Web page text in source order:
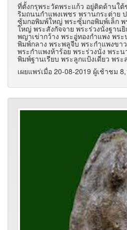
ที่ตั้งกรุพระวัดพระแก้ว อยู่ติดด้านใต้
ริมถนนกำแพงเพชร พรานกระต่าย
ซุ้มกอพิมพ์ใหญ่ พระซุ้่มกอพิมพ์เล็ก
ใหญ่ พระสังกัจจาย พระร่วงนั่งฐาน
พญาเข่ากว้าง พระอู่ทองกำแพง พร
พิมพ์กลาง พระพลูจีบ พระกำแพงขา
พระกำแพงห้าร้อย พระร่วงนั่ง พระ
พิมพ์ฐานเรียบ พระลูกแป้งเดี่ยว พร
เผยแพร่เมื่อ 20-08-2019 ผู้เช้าชม